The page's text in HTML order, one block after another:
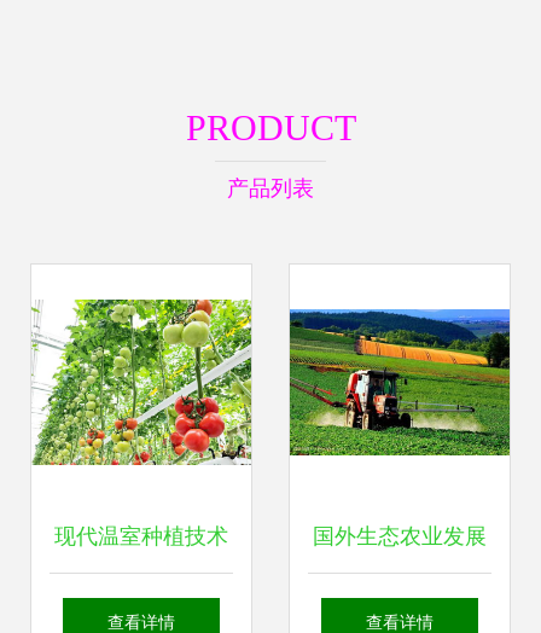
PRODUCT
产品列表
现代温室种植技术
荷兰农业强国的秘
查看详情
国外生态农业发展
之路给我们的启示
查看详情